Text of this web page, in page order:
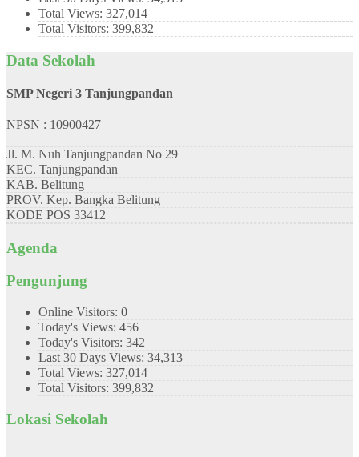
Total Views: 327,014
Total Visitors: 399,832
Data Sekolah
SMP Negeri 3 Tanjungpandan
NPSN : 10900427
Jl. M. Nuh Tanjungpandan No 29
KEC. Tanjungpandan
KAB. Belitung
PROV. Kep. Bangka Belitung
KODE POS 33412
Agenda
Pengunjung
Online Visitors: 0
Today's Views: 456
Today's Visitors: 342
Last 30 Days Views: 34,313
Total Views: 327,014
Total Visitors: 399,832
Lokasi Sekolah